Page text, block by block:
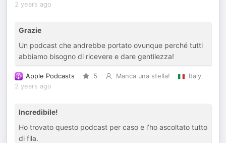
2 years ago
Grazie
Un podcast che andrebbe portato ovunque perché tutti
abbiamo bisogno di ricevere e dare gentilezza!
Apple Podcasts 5 Manca una stella!
Italy
2 years ago
Incredibile!
Ho trovato questo podcast per caso e l’ho ascoltato tutto
di fila.